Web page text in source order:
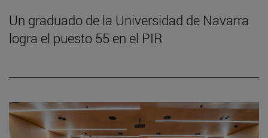
Un graduado de la Universidad de Navarra
logra el puesto 55 en el PIR